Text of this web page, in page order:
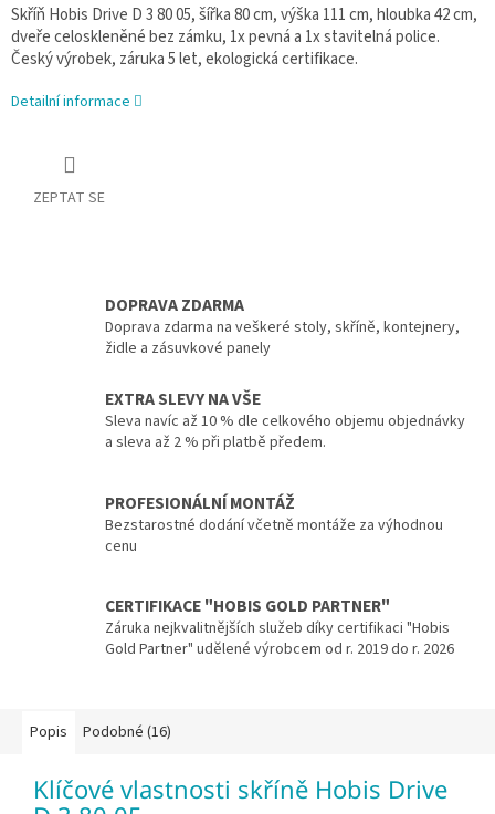
Skříň Hobis Drive D 3 80 05, šířka 80 cm, výška 111 cm, hloubka 42 cm,
dveře celoskleněné bez zámku, 1x pevná a 1x stavitelná police.
Český výrobek, záruka 5 let, ekologická certifikace.
Detailní informace
ZEPTAT SE
DOPRAVA ZDARMA
Doprava zdarma na veškeré stoly, skříně, kontejnery,
židle a zásuvkové panely
EXTRA SLEVY NA VŠE
Sleva navíc až 10 % dle celkového objemu objednávky
a sleva až 2 % při platbě předem.
PROFESIONÁLNÍ MONTÁŽ
Bezstarostné dodání včetně montáže za výhodnou
cenu
CERTIFIKACE "HOBIS GOLD PARTNER"
Záruka nejkvalitnějších služeb díky certifikaci "Hobis
Gold Partner" udělené výrobcem od r. 2019 do r. 2026
Popis Podobné (16)
Klíčové vlastnosti skříně Hobis Drive